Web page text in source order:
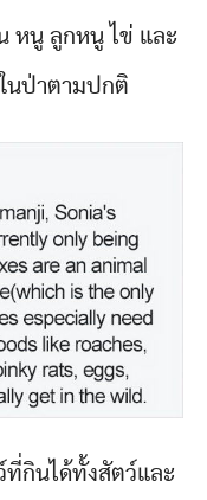
หนู ลูกหนู ไข่ และ
นป่าตามปกติ
ที่กินได้ทั้งสัตว์และ